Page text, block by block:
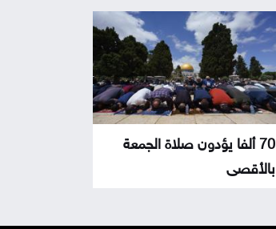
70 ألفا يؤدون صلاة الجمعة
بالأقصى